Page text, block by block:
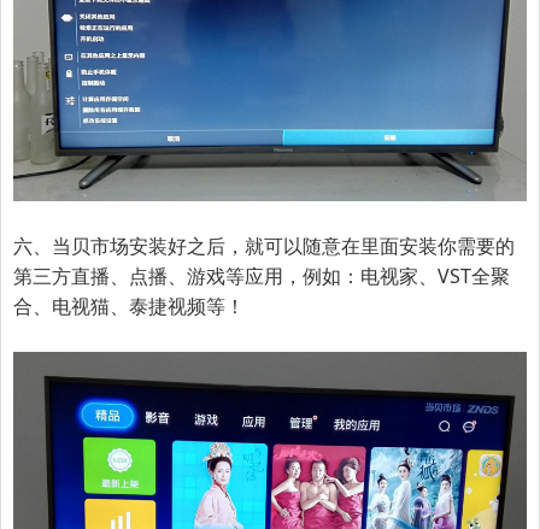
六、当贝市场安装好之后，就可以随意在里面安装你需要的
第三方直播、点播、游戏等应用，例如：电视家、VST全聚
合、电视猫、泰捷视频等！